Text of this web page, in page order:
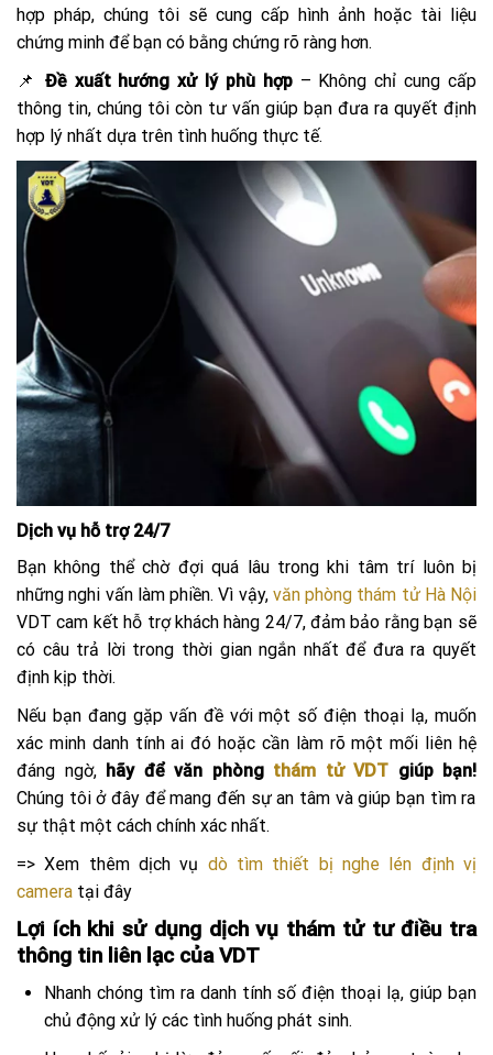
hợp pháp, chúng tôi sẽ cung cấp hình ảnh hoặc tài liệu
chứng minh để bạn có bằng chứng rõ ràng hơn.
📌 Đề xuất hướng xử lý phù hợp– Không chỉ cung cấp
thông tin, chúng tôi còn tư vấn giúp bạn đưa ra quyết định
hợp lý nhất dựa trên tình huống thực tế.
Dịch vụ hỗ trợ 24/7
Bạn không thể chờ đợi quá lâu trong khi tâm trí luôn bị
những nghi vấn làm phiền. Vì vậy, văn phòng thám tử Hà Nội
VDT cam kết hỗ trợ khách hàng 24/7, đảm bảo rằng bạn sẽ
có câu trả lời trong thời gian ngắn nhất để đưa ra quyết
định kịp thời.
Nếu bạn đang gặp vấn đề với một số điện thoại lạ, muốn
xác minh danh tính ai đó hoặc cần làm rõ một mối liên hệ
đáng ngờ, hãy để văn phòng thám tử VDT giúp bạn!
Chúng tôi ở đây để mang đến sự an tâm và giúp bạn tìm ra
sự thật một cách chính xác nhất.
=> Xem thêm dịch vụ dò tìm thiết bị nghe lén định vị
camera tại đây
Lợi ích khi sử dụng dịch vụ thám tử tư điều tra
thông tin liên lạc của VDT
Nhanh chóng tìm ra danh tính số điện thoại lạ, giúp bạn
chủ động xử lý các tình huống phát sinh.